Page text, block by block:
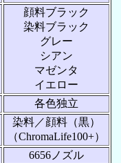
顔料ブラック
染料ブラック
グレー
シアン
マゼンタ
イエロー
各色独立
染料／顔料（黒）
（ChromaLife100+）
6656ノズル